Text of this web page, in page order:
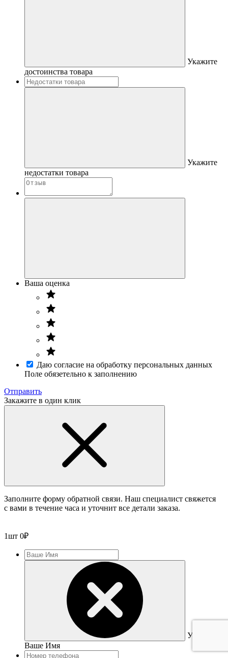
Укажите
достоинства товара
Укажите
недостатки товара
Ваша оценка
Даю согласие на обработку персональных данных
Поле обязетельно к заполнению
Отправить
Закажите в один клик
Заполните форму обратной связи. Наш специалист свяжется
с вами в течение часа и уточнит все детали заказа.
1шт 0₽
Укажите
Ваше Имя